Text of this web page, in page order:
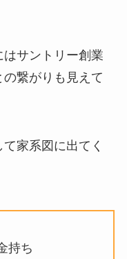
はサントリー創業
繋がりも見えて
家系図に出てく
持ち